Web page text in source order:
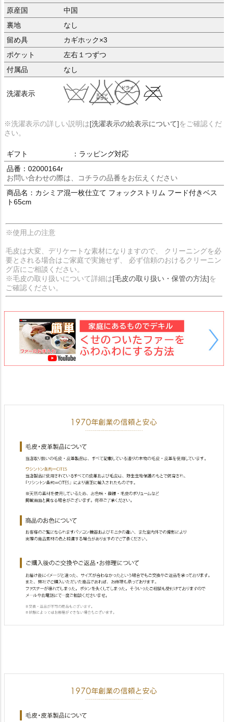
原産国
中国
裏地
なし
留め具
カギホック×3
ポケット
左右１つずつ
付属品
なし
洗濯表示
※洗濯表示の詳しい説明は[洗濯表示の絵表示について]をご確認くだ
さい。
ギフト
：ラッピング対応
品番：02000164r
お問い合わせの際は、コチラの品番をお伝えください
商品名：カシミア混一枚仕立て フォックストリム フード付きベス
ト65cm
※使用上の注意
毛皮は大変、デリケートな素材になりますので、 クリーニングを必
要とされる場合はご家庭で実施せず、 必ず信頼のおけるクリーニン
グ店にご相談ください。
※毛皮の取り扱いについて詳細は[毛皮の取り扱い・保管の方法]を
ご確認ください。